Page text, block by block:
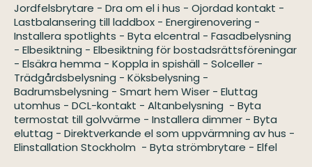
Jordfelsbrytare - Dra om el i hus - Ojordad kontakt -
Lastbalansering till laddbox - Energirenovering -
Installera spotlights - Byta elcentral - Fasadbelysning
- Elbesiktning - Elbesiktning för bostadsrättsföreningar
- Elsäkra hemma - Koppla in spishäll - Solceller -
Trädgårdsbelysning - Köksbelysning -
Badrumsbelysning - Smart hem Wiser - Eluttag
utomhus - DCL-kontakt - Altanbelysning - Byta
termostat till golvvärme - Installera dimmer - Byta
eluttag - Direktverkande el som uppvärmning av hus -
Elinstallation Stockholm - Byta strömbrytare - Elfel